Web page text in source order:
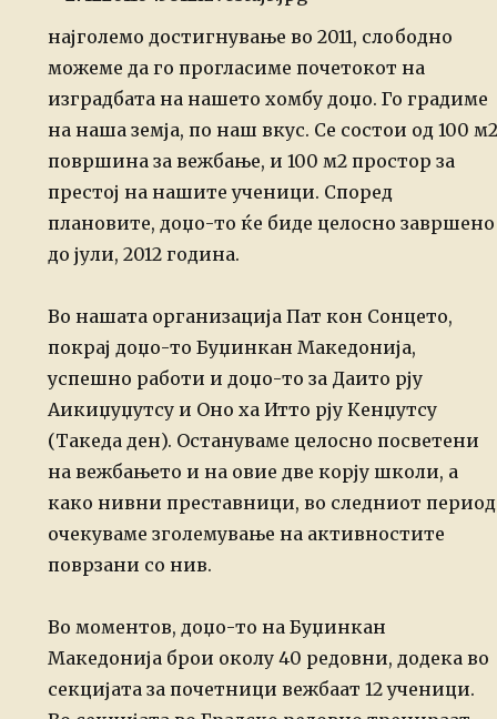
најголемо достигнување во 2011, слободно
можеме да го прогласиме почетокот на
изградбата на нашето хомбу доџо. Го градиме
на наша земја, по наш вкус. Се состои од 100 м2
површина за вежбање, и 100 м2 простор за
престој нанашите ученици. Според
плановите, доџо-то ќе биде целосно завршено
до јули, 2012 година.
Во нашата организација Пат кон Сонцето,
покрај доџо-то Буџинкан Македонија,
успешно работи и доџо-то за Даито рју
Аикиџуџутсу и Оно ха Итто рју Кенџутсу
(Такеда ден). Остануваме целосно посветени
на вежбањето и на овие две корјушколи, а
како нивни преставници, во следниот период
очекуваме зголемување наактивностите
поврзани со нив.
Во моментов, доџо-то на Буџинкан
Македонија брои околу 40 редовни, додекаво
секцијата за почетници вежбаат 12 ученици.